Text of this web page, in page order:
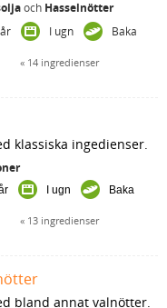
och Hasselnötter
I ugn Baka
14 ingredienser
klassiska ingedienser.
I ugn Baka
13 ingredienser
bland annat valnötter.